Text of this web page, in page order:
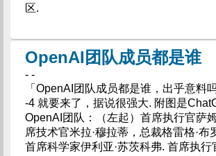
区.
OpenAI团队成员都是谁
- -
「OpenAI团队成员都是谁，出乎意料
-4 就要来了，据说很强大. 附图是
OpenAI团队：（左起）首席执行官萨
席技术官米拉·穆拉蒂，总裁格雷格·布
首席科学家伊利亚·苏茨科弗. 首席执行